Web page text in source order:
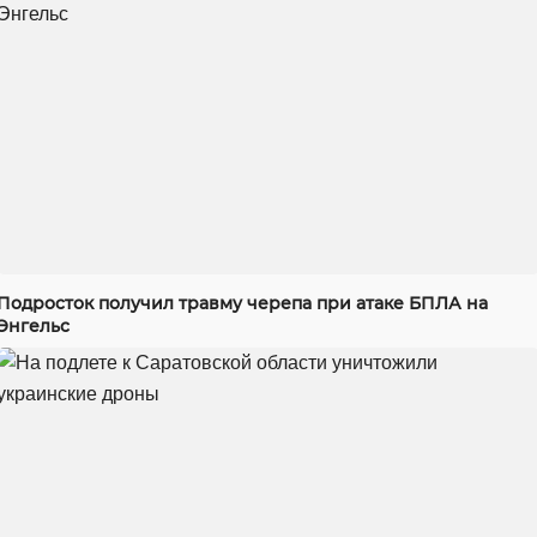
получил травму черепа при атаке БПЛА на